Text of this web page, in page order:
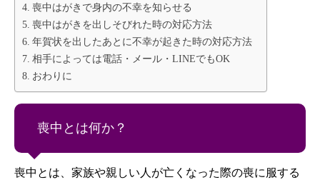
喪中はがきで身内の不幸を知らせる
喪中はがきを出しそびれた時の対応方法
年賀状を出したあとに不幸が起きた時の対応方法
相手によっては電話・メール・LINEでもOK
おわりに
喪中とは何か？
喪中とは、家族や親しい人が亡くなった際の喪に服する